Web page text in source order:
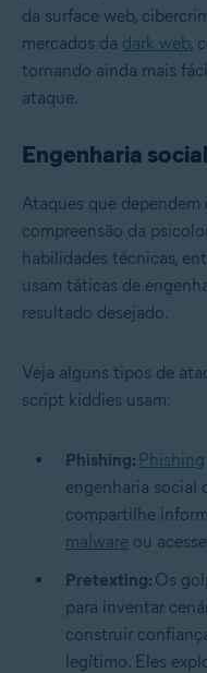
da surface web,
mercados da dark web,
tornando ainda mais
ataque.
Engenharia
Ataques que dependem
compreensão da
habilidades técnicas,
usam táticas de
resultado desejado.
Veja alguns tipos de
script kiddies usam:
Phishing: Phishing
engenharia social
compartilhe
malware ou
Pretexting: Os
para inventar
construir
legítimo. Eles